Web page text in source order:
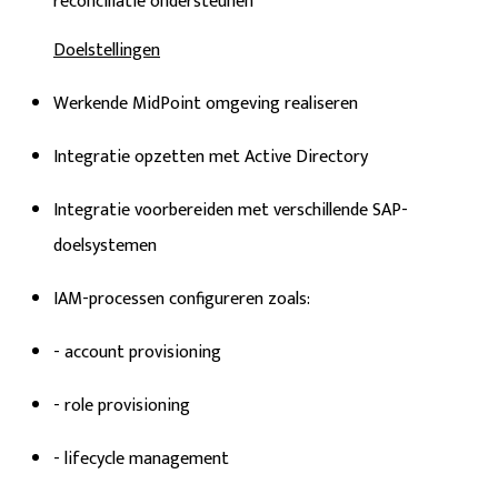
Doelstellingen
Werkende MidPoint omgeving realiseren
Integratie opzetten met Active Directory
Integratie voorbereiden met verschillende SAP-
doelsystemen
IAM-processen configureren zoals:
- account provisioning
- role provisioning
- lifecycle management